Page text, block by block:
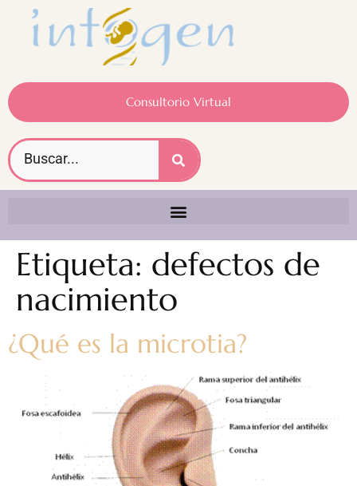
Consultorio Virtual
Etiqueta: defectos de
nacimiento
¿Qué es la microtia?